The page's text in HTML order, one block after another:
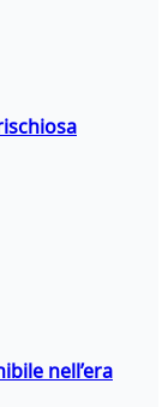
nell’era